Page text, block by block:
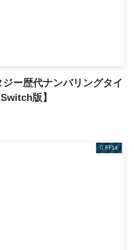
ジー歴代ナンバリングタイ
版】
FF14